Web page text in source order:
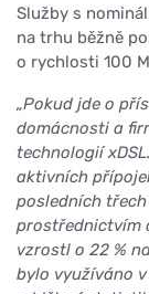
Služby s
na trhu běžně
o rychlosti 100
„Pokud jde o
domácnosti a
technologií
aktivních
posledních
prostřednictvím
vzrostl o 22 %
bylo využíváno